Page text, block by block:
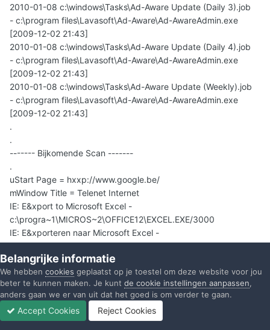
2010-01-08 c:\windows\Tasks\Ad-Aware Update (Daily 3).job
- c:\program files\Lavasoft\Ad-Aware\Ad-AwareAdmin.exe
[2009-12-02 21:43]
2010-01-08 c:\windows\Tasks\Ad-Aware Update (Daily 4).job
- c:\program files\Lavasoft\Ad-Aware\Ad-AwareAdmin.exe
[2009-12-02 21:43]
2010-01-08 c:\windows\Tasks\Ad-Aware Update (Weekly).job
- c:\program files\Lavasoft\Ad-Aware\Ad-AwareAdmin.exe
[2009-12-02 21:43]
.
.
------- Bijkomende Scan -------
.
uStart Page = hxxp://www.google.be/
mWindow Title = Telenet Internet
IE: E&xport to Microsoft Excel -
c:\progra~1\MICROS~2\OFFICE12\EXCEL.EXE/3000
IE: E&xporteren naar Microsoft Excel -
c:\progra~1\MICROS~2\OFFICE11\EXCEL.EXE/3000
DPF: Microsoft XML Parser for Java -
file://c:\windows\Java\classes\xmldso.cab
.
- - - - ORPHANS VERWIJDERD - - - -
Toolbar-{CCC7A320-B3CA-4199-B1A6-9F516DD69829} - (no
Belangrijke informatie
We hebben cookies geplaatst op je toestel om deze website voor jou
beter te kunnen maken. Je kunt de cookie instellingen aanpassen,
anders gaan we er van uit dat het goed is om verder te gaan.
Accept Cookies Reject Cookies
Ongelezen